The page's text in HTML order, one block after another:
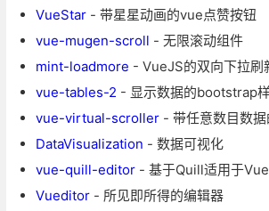
VueStar- 带星星动画的vue点赞按钮
vue-mugen-scroll - 无限滚动组件
mint-loadmore - VueJS的双向下拉刷
vue-tables-2 - 显示数据的bootstrap
vue-virtual-scroller- 带任意数目数据
DataVisualization - 数据可视化
vue-quill-editor- 基于Quill适用于
Vueditor- 所见即所得的编辑器